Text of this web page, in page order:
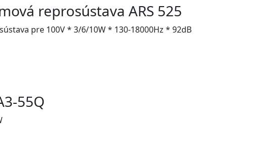
reprosústava ARS 525
pre 100V * 3/6/10W * 130-18000Hz * 92dB
55Q